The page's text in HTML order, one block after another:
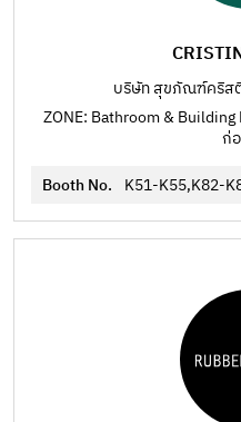
บริษัท สุขภัณฑ์คริสติ
ZONE: Bathroom &
ก่
Booth No. K51-K55,K82-